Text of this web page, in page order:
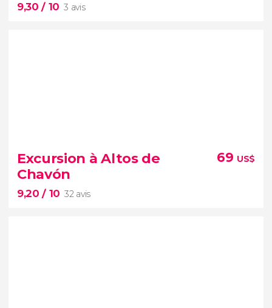
9,30/ 10 3 avis
3 avis
Excursion à Altos de
Chavón
9,20/ 10 32 avis
69 US$